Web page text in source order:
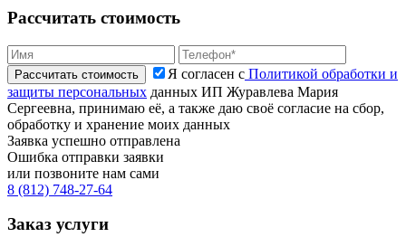
Рассчитать стоимость
Я согласен с Политикой обработки и
защиты персональных данных ИП Журавлева Мария
Сергеевна, принимаю её, а также даю своё согласие на сбор,
обработку и хранение моих данных
Заявка успешно отправлена
Ошибка отправки заявки
или позвоните нам сами
8 (812) 748-27-64
Заказ услуги